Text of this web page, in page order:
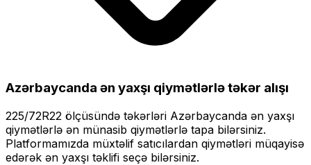
Azərbaycanda ən yaxşı qiymətlərlətəkər alışı
225/72R22 ölçüsündə təkərləri Azərbaycanda ən yaxşı
qiymətlərlə ən münasib qiymətlərlə tapa bilərsiniz.
Platformamızda müxtəlif satıcılardan qiymətləri müqayisə
edərək ən yaxşı təklifi seçə bilərsiniz.